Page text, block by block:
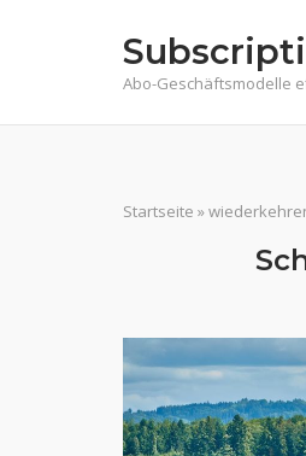
Abo-Geschäftsmodelle
Startseite »